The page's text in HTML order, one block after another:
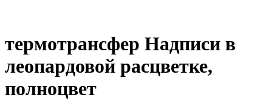
термотрансфер Надписи в
леопардовой расцветке,
полноцвет